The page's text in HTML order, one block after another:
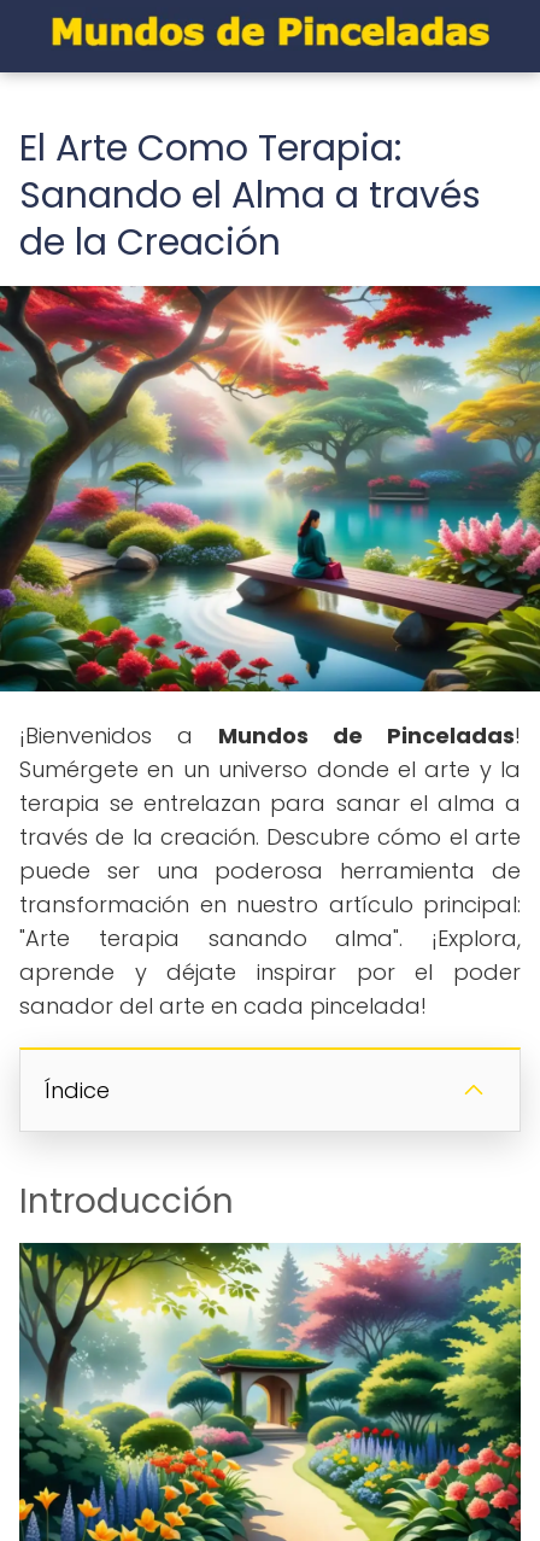
El Arte Como Terapia:
Sanando el Alma a través
de la Creación
¡Bienvenidos a Mundos de Pinceladas!
Sumérgete en un universo donde el arte y la
terapia se entrelazan para sanar el alma a
través de la creación. Descubre cómo el arte
puede ser una poderosa herramienta de
transformación en nuestro artículo principal:
"Arte terapia sanando alma". ¡Explora,
aprende y déjate inspirar por el poder
sanador del arte en cada pincelada!
Índice
Introducción